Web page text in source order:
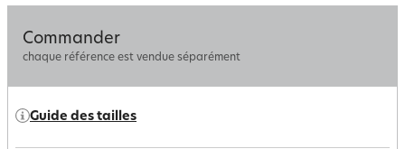
Commander
chaque référence est vendue séparément
Guide des tailles